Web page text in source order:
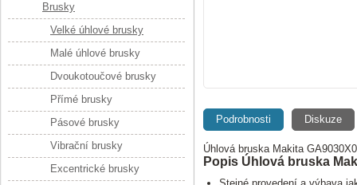
Podrobnosti Diskuze
Úhlová bruska Makita
Popis Úhlová bruska
Brusky
Velké úhlové brusky
Malé úhlové brusky
Dvoukotoučové brusky
Přímé brusky
Pásové brusky
Vibrační brusky
Excentrické brusky